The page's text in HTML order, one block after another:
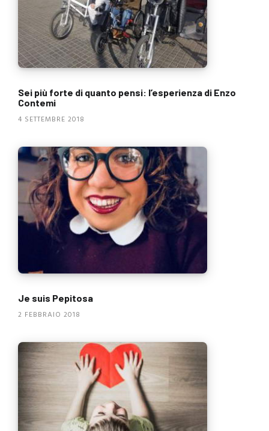
Sei più forte di quanto pensi: l’esperienza di Enzo
Contemi
4 SETTEMBRE 2018
Je suis Pepitosa
2 FEBBRAIO 2018